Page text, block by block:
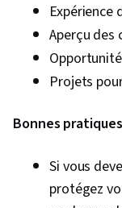
Expérience
Aperçu des
Projets
Bonnes
Si vous
protégez